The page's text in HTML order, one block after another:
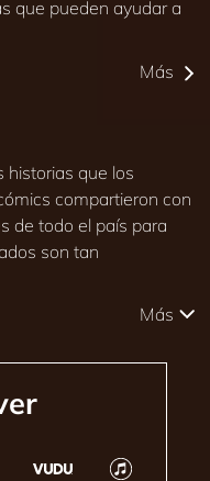
que pueden ayudar a
Más
historias que los
compartieron con
de todo el país para
son tan
Más